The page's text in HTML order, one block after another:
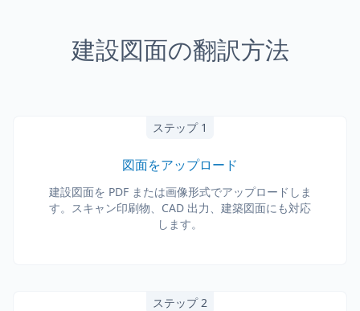
建設図面の翻訳方法
ステップ 1
図面をアップロード
建設図面を PDF または画像形式でアップロードしま
す。スキャン印刷物、CAD 出力、建築図面にも対応
します。
ステップ 2